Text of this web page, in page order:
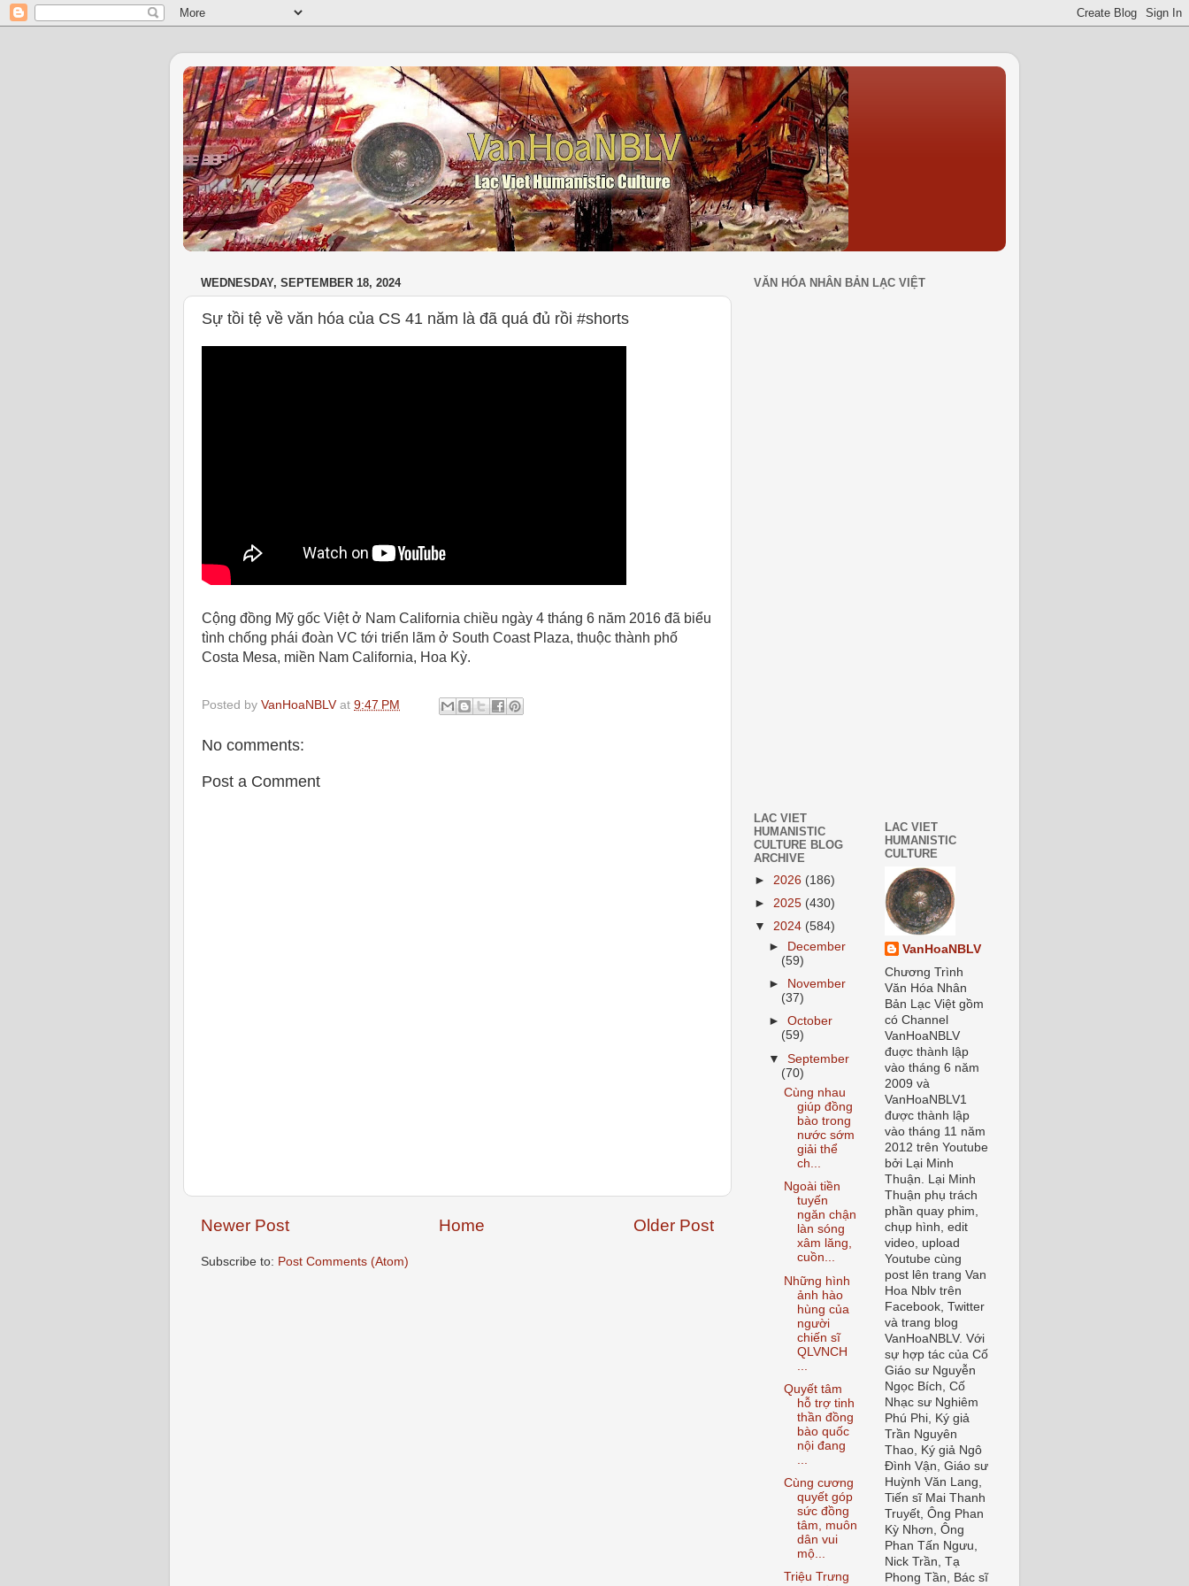
WEDNESDAY, SEPTEMBER 18, 2024
Sự tồi tệ về văn hóa của CS 41 năm là đã quá đủ rồi #shorts
Cộng đồng Mỹ gốc Việt ở Nam California chiều ngày 4 tháng 6 năm 2016 đã biểu
tình chống phái đoàn VC tới triển lãm ở South Coast Plaza, thuộc thành phố
Costa Mesa, miền Nam California, Hoa Kỳ.
Posted by VanHoaNBLV at 9:47 PM
No comments:
Post a Comment
Newer Post Older Post
Home
Subscribe to: Post Comments (Atom)
VĂN HÓA NHÂN BẢN LẠC VIỆT
LAC VIET
HUMANISTIC
CULTURE BLOG
ARCHIVE
► 2026 (186)
► 2025 (430)
▼ 2024 (584)
►
December
(59)
►
November
(37)
►October
(59)
▼September
(70)
Cùng nhau
giúp đồng
bào trong
nước sớm
giải thể
ch...
Ngoài tiền
tuyến
ngăn chận
làn sóng
xâm lăng,
cuồn...
Những hình
ảnh hào
hùng của
người
chiến sĩ
QLVNCH
Quyết tâm
hỗ trợ tinh
thần đồng
bào quốc
nội đang
Cùng cương
quyết góp
sức đồng
tâm, muôn
dân vui
mộ...
Triệu Trưng
LAC VIET
HUMANISTIC
CULTURE
VanHoaNBLV
Chương Trình
Văn Hóa Nhân
Bản Lạc Việt gồm
có Channel
VanHoaNBLV
đuợc thành lập
vào tháng 6 năm
2009 và
VanHoaNBLV1
được thành lập
vào tháng 11 năm
2012 trên Youtube
bởi Lại Minh
Thuận. Lại Minh
Thuận phụ trách
phần quay phim,
chụp hình, edit
video, upload
Youtube cùng
post lên trang Van
Hoa Nblv trên
Facebook, Twitter
và trang blog
VanHoaNBLV. Với
sự hợp tác của Cố
Giáo sư Nguyễn
Ngọc Bích, Cố
Nhạc sư Nghiêm
Phú Phi, Ký giả
Trần Nguyên
Thao, Ký giả Ngô
Đình Vận, Giáo sư
Huỳnh Văn Lang,
Tiến sĩ Mai Thanh
Truyết, Ông Phan
Kỳ Nhơn, Ông
Phan Tấn Ngưu,
Nick Trần, Tạ
Phong Tần, Bác sĩ